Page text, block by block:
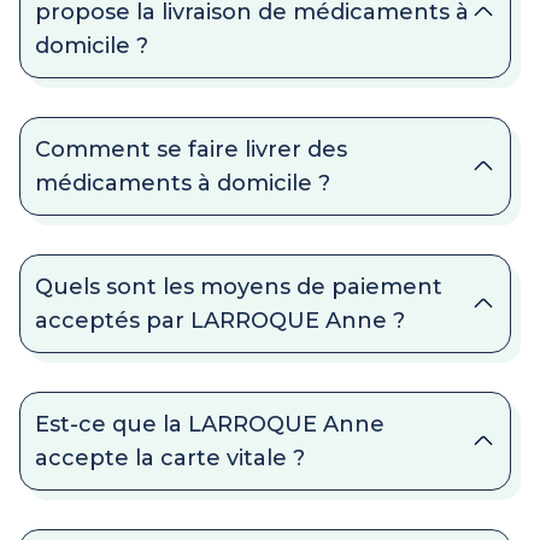
propose la livraison de médicaments à
domicile ?
Comment se faire livrer des
médicaments à domicile ?
Quels sont les moyens de paiement
acceptés par LARROQUE Anne ?
Est-ce que la LARROQUE Anne
accepte la carte vitale ?